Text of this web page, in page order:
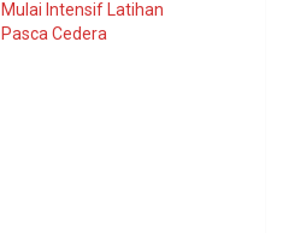
Mulai Intensif Latihan
Pasca Cedera